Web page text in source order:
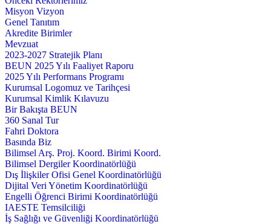
Misyon Vizyon
Genel Tanıtım
Akredite Birimler
Mevzuat
2023-2027 Stratejik Planı
BEUN 2025 Yılı Faaliyet Raporu
2025 Yılı Performans Programı
Kurumsal Logomuz ve Tarihçesi
Kurumsal Kimlik Kılavuzu
Bir Bakışta BEUN
360 Sanal Tur
Fahri Doktora
Basında Biz
Bilimsel Arş. Proj. Koord. Birimi Koord.
Bilimsel Dergiler Koordinatörlüğü
Dış İlişkiler Ofisi Genel Koordinatörlüğü
Dijital Veri Yönetim Koordinatörlüğü
Engelli Öğrenci Birimi Koordinatörlüğü
IAESTE Temsilciliği
İş Sağlığı ve Güvenliği Koordinatörlüğü